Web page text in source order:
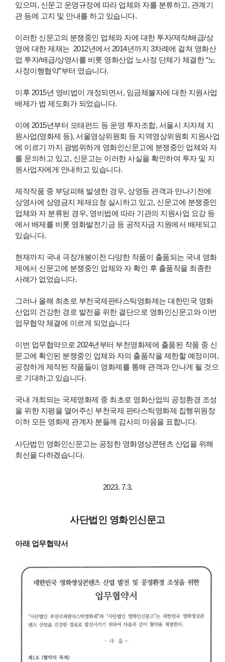
있으며, 신문고 운영규정에 따라 업체와 자를 분류하고, 관계기
관 등에 고지 및 안내를 하고 있습니다.
이러한 신문고의 분쟁중인 업체와 자에 대한 투자/제작/배급/상
영에 대한 제재는 2012년에서 2014년까지 3차례에 걸쳐 영화산
업 투자/배급/상영사를 비롯 영화산업 노사정 단체가 체결한 “노
사정이행협약”부터 였습니다.
이후 2015년 영비법이 개정되면서, 임금체불자에 대한 지원사업
배제가 법 제도화가 되었습니다.
이에 2015년부터 모태펀드 등 운영 투자조합, 서울시 지자체 지
원사업(영화제 등), 서울영상위원회 등 지역영상위원회 지원사업
에 이르기 까지 광범위하게 영화인신문고에 분쟁중인 업체와 자
를 문의하고 있고, 신문고는 이러한 사실을 확인하여 투자 및 지
원사업자에게 안내하고 있습니다.
제작작품 중 부당피해 발생한 경우, 상영등 관객과 만나기전에
상영사에 상영금지 제재요청 실시하고 있고, 신문고에 분쟁중인
업체와 자 분류된 경우, 영비법에 따라 기관의 지원사업 요강 등
에서 배제를 비롯 영화발전기금 등 공적자금 지원에서 배제되고
있습니다.
현재까지 국내 극장개봉이전 다양한 작품이 출품되는 국내 영화
제에서 신문고에 분쟁중인 업체와 자 확인 후 출품작을 최종한
사례가 없었습니다.
그러나 올해 최초로 부천국제판타스틱영화제는 대한민국 영화
산업의 건강한 경로 발전을 위한 결단으로 영화인신문고와 이번
업무협약 체결에 이르게 되었습니다
이번 업무협약으로 2024년부터 부천영화제에 출품된 작품 중 신
문고에 확인된 분쟁중인 업체와 자의 출품작을 제한할 예정이며,
공정하게 제작된 작품들이 영화제를 통해 관객과 만나게 될 것으
로 기대하고 있습니다.
국내 개최되는 국제영화제 중 최초로 영화산업의 공정환경 조성
을 위한 지평을 열어주신 부천국제 판타스틱영화제 집행위원장
이하 모든 영화제 관계자 분들께 감사의 마음을 표합니다.
사단법인 영화인신문고는 공정한 영화영상콘텐츠 산업을 위해
최선을 다하겠습니다.
2023. 7.3.
사단법인 영화인신문고
아래 업무협약서